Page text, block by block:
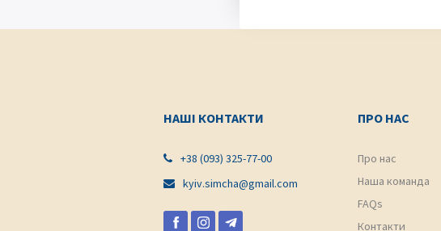
НАШІ КОНТАКТИ
 +38 (093) 325-77-00
 kyiv.simcha@gmail.com
ПРО НАС
Про нас
Наша команда
FAQs
Контакти